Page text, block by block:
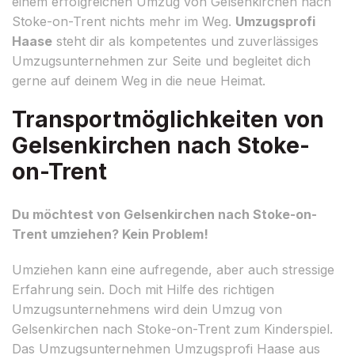
Stoke-on-Trent nichts mehr im Weg. Umzugsprofi
Haase steht dir als kompetentes und zuverlässiges
Umzugsunternehmen zur Seite und begleitet dich
gerne auf deinem Weg in die neue Heimat.
Transportmöglichkeiten von
Gelsenkirchen nach Stoke-
on-Trent
Du möchtest von Gelsenkirchen nach Stoke-on-
Trent umziehen? Kein Problem!
Umziehen kann eine aufregende, aber auch stressige
Erfahrung sein. Doch mit Hilfe des richtigen
Umzugsunternehmens wird dein Umzug von
Gelsenkirchen nach Stoke-on-Trent zum Kinderspiel.
Das Umzugsunternehmen Umzugsprofi Haase aus